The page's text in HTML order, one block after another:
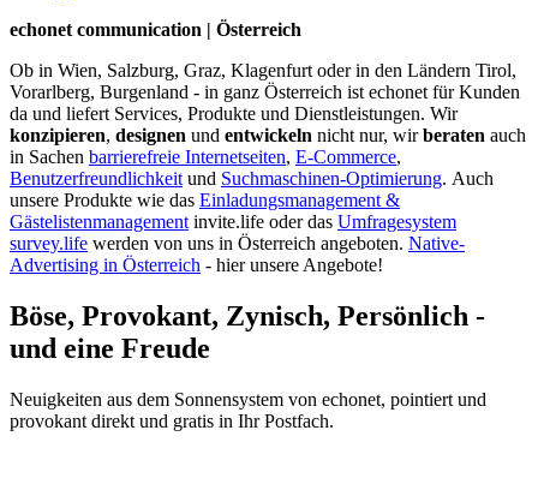
echonet communication | Österreich
Ob in Wien, Salzburg, Graz, Klagenfurt oder in den Ländern Tirol,
Vorarlberg, Burgenland - in ganz Österreich ist echonet für Kunden
da und liefert Services, Produkte und Dienstleistungen. Wir
konzipieren, designen und entwickeln nicht nur, wirberaten auch
in Sachen barrierefreie Internetseiten, E-Commerce,
Benutzerfreundlichkeit und Suchmaschinen-Optimierung. Auch
unsere Produkte wie das Einladungsmanagement &
Gästelistenmanagement invite.life oder das Umfragesystem
survey.life werden von uns in Österreich angeboten. Native-
Advertising in Österreich - hier unsere Angebote!
Böse, Provokant, Zynisch, Persönlich -
und eine Freude
Neuigkeiten aus dem Sonnensystem von echonet, pointiert und
provokant direkt und gratis in Ihr Postfach.